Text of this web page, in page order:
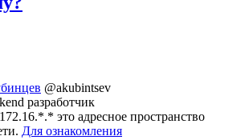
@akubintsev
разработчик
это адресное пространство
Для ознакомления